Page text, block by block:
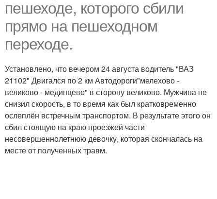
пешеходе, которого сбили
прямо на пешеходном
переходе.
Установлено, что вечером 24 августа водитель "ВАЗ
21102" Двигался по 2 км Автодороги"мелехово -
великово - мединцево" в сторону великово. Мужчина не
снизил скорость, в то время как был кратковременно
ослеплён встречным транспортом. В результате этого он
сбил стоящую на краю проезжей части
несовершеннолетнюю девочку, которая скончалась на
месте от полученных травм.